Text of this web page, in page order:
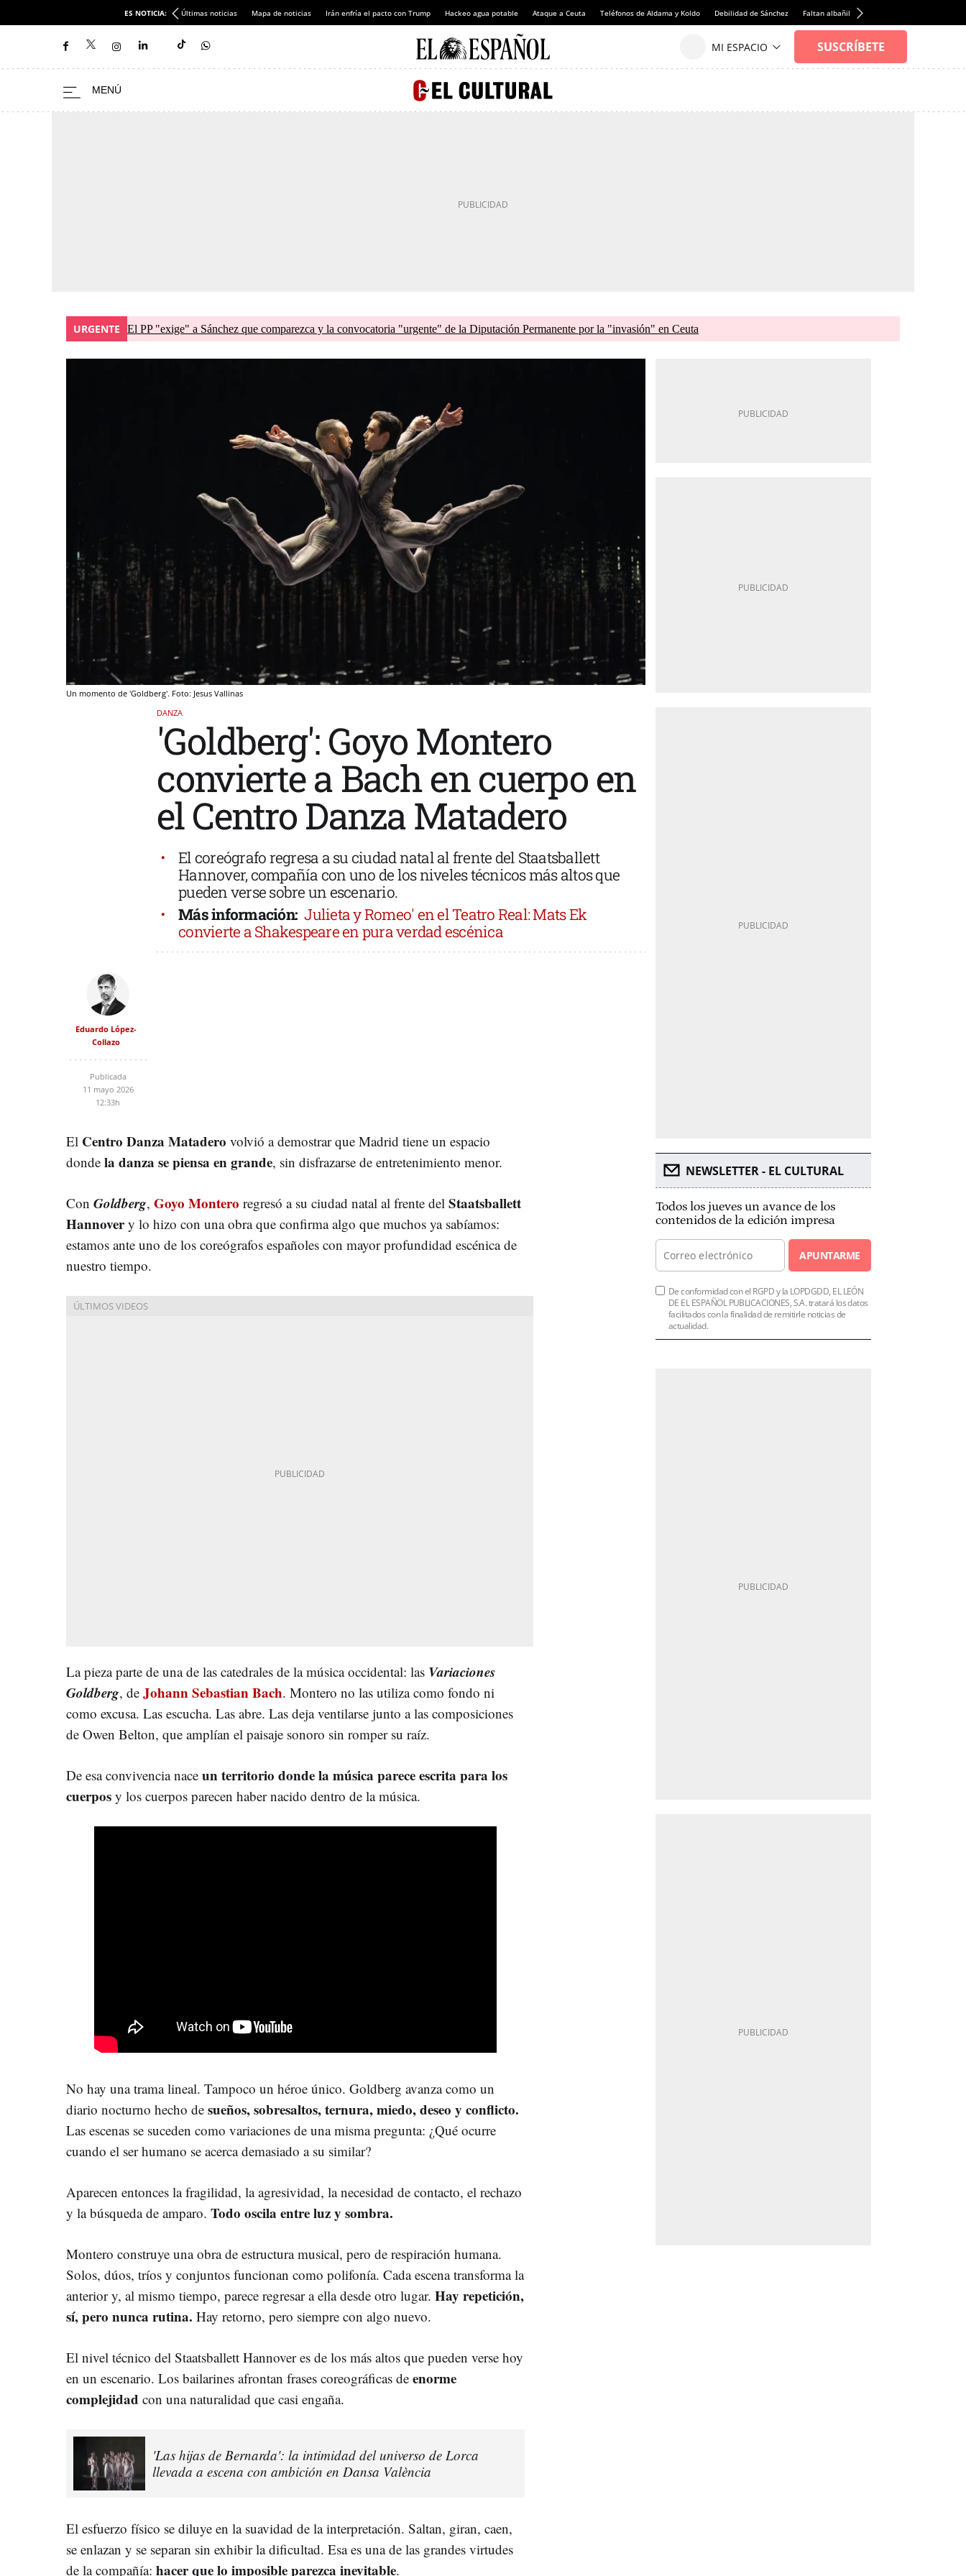
ES NOTICIA: Últimas noticias Mapa de noticias Irán enfría el pacto con Trump Hackeo agua potable Ataque a Ceuta Teléfonos de Aldama y Koldo Debilidad de Sánchez Faltan albañiles
URGENTE El PP "exige" a Sánchez que comparezca y la convocatoria "urgente" de la Diputación Permanente por la "invasión" en Ceuta
Un momento de 'Goldberg'. Foto: Jesus Vallinas
DANZA
'Goldberg': Goyo Montero
convierte a Bach en cuerpo en
el Centro Danza Matadero
El coreógrafo regresa a su ciudad natal al frente del Staatsballett
Hannover, compañía con uno de los niveles técnicos más altos que
pueden verse sobre un escenario.
Más información: Julieta y Romeo' en el Teatro Real: Mats Ek
convierte a Shakespeare en pura verdad escénica
Eduardo López-
Collazo
Publicada
11 mayo 2026
12:33h
El Centro Danza Matadero volvió a demostrar que Madrid tiene un espacio
donde la danza se piensa en grande, sin disfrazarse de entretenimiento menor.
Con Goldberg, Goyo Montero regresó a su ciudad natal al frente del Staatsballett
Hannovery lo hizo con una obra que confirma algo que muchos ya sabíamos:
estamos ante uno de los coreógrafos españoles con mayor profundidad escénica de
nuestro tiempo.
La pieza parte de una de las catedrales de la música occidental: las Variaciones
Goldberg, de Johann Sebastian Bach. Montero no las utiliza como fondo ni
como excusa. Las escucha. Las abre. Las deja ventilarse junto a las composiciones
de Owen Belton, que amplían el paisaje sonoro sin romper su raíz.
De esa convivencia nace un territorio donde la música parece escrita para los
cuerpos y los cuerpos parecen haber nacido dentro de la música.
No hay una trama lineal. Tampoco un héroe único. Goldberg avanza como un
diario nocturno hecho de sueños, sobresaltos, ternura, miedo, deseo y conflicto.
Las escenas se suceden como variaciones de una misma pregunta: ¿Qué ocurre
cuando el ser humano se acerca demasiado a su similar?
Aparecen entonces la fragilidad, la agresividad, la necesidad de contacto, el rechazo
y la búsqueda de amparo. Todo oscila entre luz y sombra.
Montero construye una obra de estructura musical, pero de respiración humana.
Solos, dúos, tríos y conjuntos funcionan como polifonía. Cada escena transforma la
anterior y, al mismo tiempo, parece regresar a ella desde otro lugar. Hay repetición,
sí, pero nunca rutina. Hay retorno, pero siempre con algo nuevo.
El nivel técnico del Staatsballett Hannover es de los más altos que pueden verse hoy
en un escenario. Los bailarines afrontan frases coreográficas de enorme
complejidad con una naturalidad que casi engaña.
'Las hijas de Bernarda': la intimidad del universo de Lorca
llevada a escena con ambición en Dansa València
El esfuerzo físico se diluye en la suavidad de la interpretación. Saltan, giran, caen,
se enlazan y se separan sin exhibir la dificultad. Esa es una de las grandes virtudes
de la compañía: hacer que lo imposible parezca inevitable.
NEWSLETTER - EL CULTURAL
Todos los jueves un avance de los
contenidos de la edición impresa
APUNTARME
De conformidad con el RGPD y la LOPDGDD, EL LEÓN
DE EL ESPAÑOL PUBLICACIONES, S.A. tratará los datos
facilitados con la finalidad de remitirle noticias de
actualidad.